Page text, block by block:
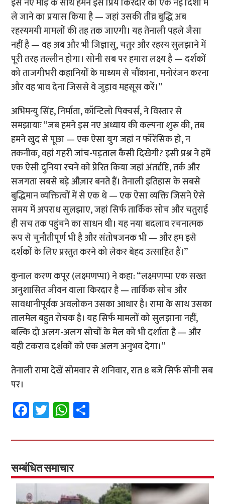
ले जाने का प्रयास किया है — जहां उसकी तीव्र बुद्धि अब
रहस्यमयी मामलों की तह तक जाएगी। यह तेनाली पहले जैसा
नहीं है — वह अब और भी जिज्ञासु, चतुर और रहस्य सुलझाने में
पूरी तरह तल्लीन होगा। सोनी सब पर हमारा लक्ष्य है — दर्शकों
को ताजगीभरी कहानियों के माध्यम से चौंकाना, मनोरंजन करना
और वह भाव देना जिससे वे जुड़ाव महसूस करें।”
अभिमन्यु सिंह, निर्माता, कॉन्टिलो पिक्चर्स, ने विस्तार से
समझायाः “जब हमने इस नए अध्याय की कल्पना शुरू की, तब
हमने खुद से पूछा — एक ऐसा युग जहां न फॉरेंसिक हो, न
तकनीक, वहां गहरी जांच-पड़ताल कैसी दिखेगी? इसी प्रश्न ने हमें
एक ऐसी दुनिया रचने को प्रेरित किया जहां अंतर्दृष्टि, तर्क और
सजगता सबसे बड़े औज़ार बनते हैं। तेनाली इतिहास के सबसे
बुद्धिमान व्यक्तित्वों में से एक थे — एक ऐसा व्यक्ति जिसने ऐसे
समय में अपराध सुलझाए, जहां सिर्फ तार्किक सोच और चतुराई
ही सच तक पहुंचने का साधन थी। यह नया बदलाव रचनात्मक
रूप से चुनौतीपूर्ण भी है और संतोषजनक भी — और हम इसे
दर्शकों के लिए प्रस्तुत करने को लेकर बेहद उत्साहित हैं।”
कुनाल करण कपूर (लक्ष्मणप्पा) ने कहा: “लक्ष्मणप्पा एक सख्त
अनुशासित जीवन वाला किरदार है — तार्किक सोच और
सावधानीपूर्वक अवलोकन उसका आधार है। रामा के साथ उसका
तालमेल बहुत रोचक है। यह सिर्फ मामलों को सुलझाना नहीं,
बल्कि दो अलग-अलग सोचों के मेल को भी दर्शाता है — और
यही टकराव दर्शकों को एक अलग अनुभव देगा।”
तेनाली रामा देखें सोमवार से शनिवार, रात 8 बजे सिर्फ सोनी सब
पर।
Fa
ce
b
o
o
k
T
wi
tt
er
W
h
at
sA
p
p
ar
सम्बंधित समाचार